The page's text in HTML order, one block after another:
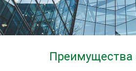
Преимущества